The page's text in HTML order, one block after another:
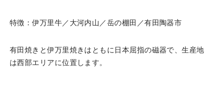
特徴：伊万里牛／大河内山／岳の棚田／有田陶器市
有田焼きと伊万里焼きはともに日本屈指の磁器で、生産地
は西部エリアに位置します。